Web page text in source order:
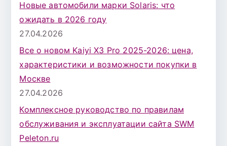
Новые автомобили марки Solaris: что
ожидать в 2026 году
27.04.2026
Все о новом Kaiyi X3 Pro 2025-2026: цена,
характеристики и возможности покупки в
Москве
27.04.2026
Комплексное руководство по правилам
обслуживания и эксплуатации сайта SWM
Peleton.ru